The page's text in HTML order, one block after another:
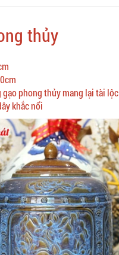
thủy
phong thủy mang lại tài lộc
khắc nổi